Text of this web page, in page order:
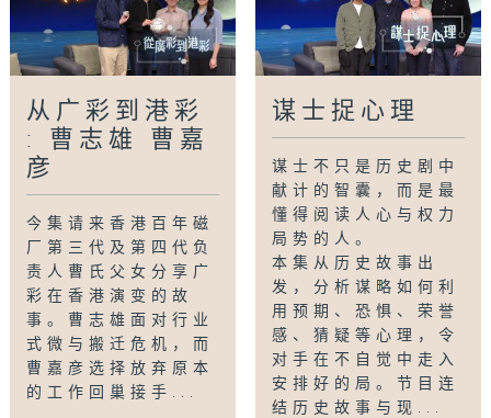
Tag: 百年磁厂,广彩,学人沙龙 港彩,父女,传承
从广彩到港彩
: 曹志雄 曹嘉
彦
今集请来香港百年磁
厂第三代及第四代负
责人曹氏父女分享广
彩在香港演变的故
事。曹志雄面对行业
式微与搬迁危机，而
曹嘉彦选择放弃原本
的工作回巢接手...
谋士捉心理
谋士不只是历史剧中
献计的智囊，而是最
懂得阅读人心与权力
局势的人。
本集从历史故事出
发，分析谋略如何利
用预期、恐惧、荣誉
感、猜疑等心理，令
对手在不自觉中走入
安排好的局。节目连
结历史故事与现...